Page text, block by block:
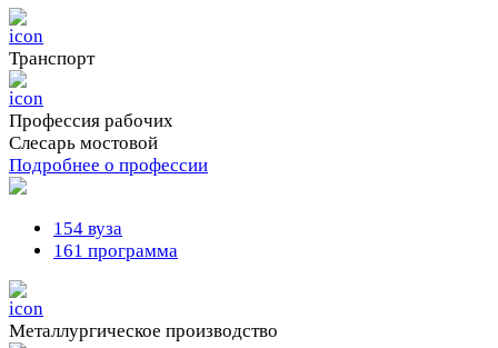
Транспорт
Профессия рабочих
Слесарь мостовой
Подробнее о профессии
154 вуза
161 программа
Металлургическое производство